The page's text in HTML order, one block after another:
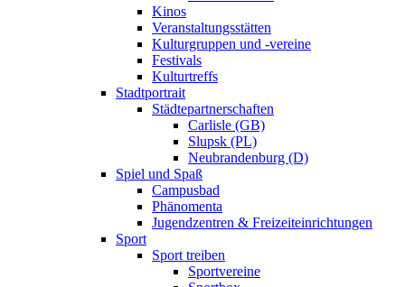
Kinos
Veranstaltungsstätten
Kulturgruppen und -vereine
Festivals
Kulturtreffs
Stadtportrait
Städtepartnerschaften
Carlisle (GB)
Slupsk (PL)
Neubrandenburg (D)
Spiel und Spaß
Campusbad
Phänomenta
Jugendzentren & Freizeiteinrichtungen
Sport
Sport treiben
Sportvereine